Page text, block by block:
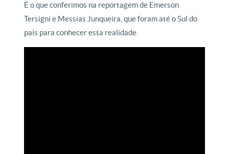
É o que conferimos na reportagem de Emerson
Tersigni e Messias Junqueira, que foram até o Sul do
país para conhecer esta realidade.